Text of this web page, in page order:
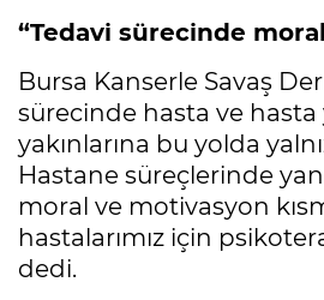
“Tedavi sürecinde
Bursa Kanserle Savaş
sürecinde hasta ve hasta
yakınlarına bu yolda
Hastane süreçlerinde
moral ve motivasyon
hastalarımız için
dedi.